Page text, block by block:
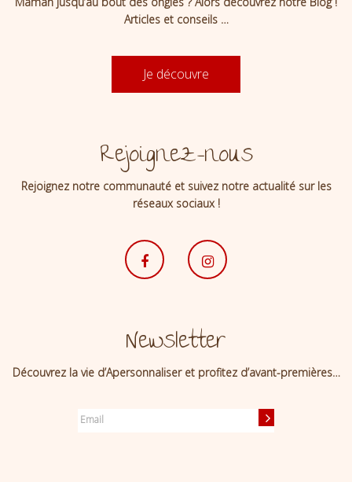
Articles et conseils …
Je découvre
Rejoignez-nous
Rejoignez notre communauté et suivez notre actualité sur les
réseaux sociaux !
Newsletter
Découvrez la vie d’Apersonnaliser et profitez d’avant-premières…